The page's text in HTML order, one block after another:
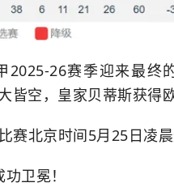
2025-26赛季迎来最终
皆空，皇家贝蒂斯获得
赛北京时间5月25日凌
卫冕！